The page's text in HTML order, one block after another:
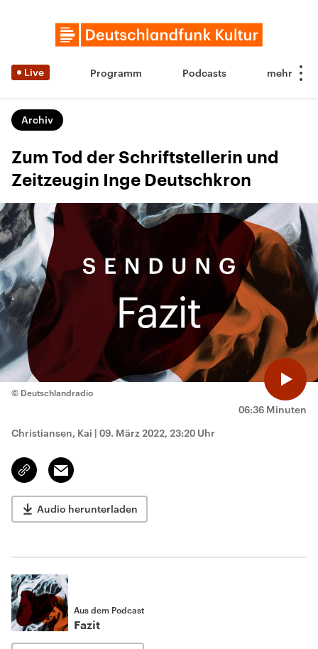
Live Programm Podcasts
Archiv
Zum Tod der Schriftstellerin und
Zeitzeugin Inge Deutschkron
06:36 Minuten
© Deutschlandradio
Christiansen, Kai | 09. März 2022, 23:20 Uhr
Link
kopieren/teilen
Email
Audio herunterladen
Aus dem Podcast
Fazit